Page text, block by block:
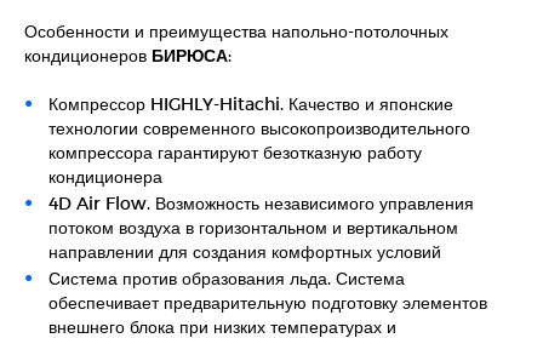
Особенности и преимущества напольно-потолочных
кондиционеров БИРЮСА:
Компрессор HIGHLY-Hitachi. Качество и японские
технологии современного высокопроизводительного
компрессора гарантируют безотказную работу
кондиционера
4D Air Flow. Возможность независимого управления
потоком воздуха в горизонтальном и вертикальном
направлении для создания комфортных условий
Система против образования льда. Система
обеспечивает предварительную подготовку элементов
внешнего блока при низких температурах и